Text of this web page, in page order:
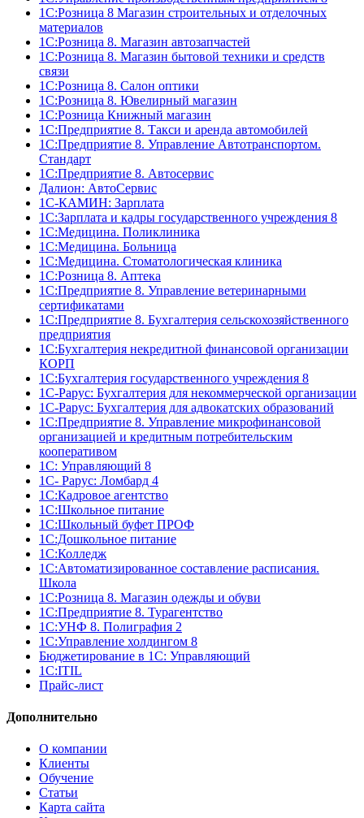
1С:Розница 8 Магазин строительных и отделочных
материалов
1С:Розница 8. Магазин автозапчастей
1С:Розница 8. Магазин бытовой техники и средств
связи
1С:Розница 8. Салон оптики
1С:Розница 8. Ювелирный магазин
1С:Розница Книжный магазин
1C:Предприятие 8. Такси и аренда автомобилей
1С:Предприятие 8. Управление Автотранспортом.
Стандарт
1C:Предприятие 8. Автосервис
Далион: АвтоСервис
1С-КАМИН: Зарплата
1С:Зарплата и кадры государственного учреждения 8
1С:Медицина. Поликлиника
1С:Медицина. Больница
1С:Медицина. Стоматологическая клиника
1С:Розница 8. Аптека
1C:Предприятие 8. Управление ветеринарными
сертификатами
1С:Предприятие 8. Бухгалтерия сельскохозяйственного
предприятия
1C:Бухгалтерия некредитной финансовой организации
КОРП
1С:Бухгалтерия государственного учреждения 8
1С-Рарус: Бухгалтерия для некоммерческой организации
1С-Рарус: Бухгалтерия для адвокатских образований
1С:Предприятие 8. Управление микрофинансовой
организацией и кредитным потребительским
кооперативом
1С: Управляющий 8
1С- Рарус: Ломбард 4
1С:Кадровое агентство
1С:Школьное питание
1С:Школьный буфет ПРОФ
1C:Дошкольное питание
1С:Колледж
1С:Автоматизированное составление расписания.
Школа
1С:Розница 8. Магазин одежды и обуви
1С:Предприятие 8. Турагентство
1С:УНФ 8. Полиграфия 2
1С:Управление холдингом 8
Бюджетирование в 1С: Управляющий
1С:ITIL
Прайс-лист
Дополнительно
О компании
Клиенты
Обучение
Статьи
Карта сайта